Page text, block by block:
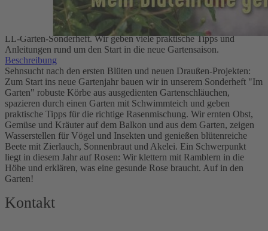
Zur Wunschliste hinzufügen
Sofort lieferbar
Neues und bewährtes aus dem Zier- und Nutzgarten bietet das neue
LL-Garten-Sonderheft. Wir geben viele praktische Tipps und
Anleitungen rund um den Start in die neue Gartensaison.
Beschreibung
Sehnsucht nach den ersten Blüten und neuen Draußen-Projekten:
Zum Start ins neue Gartenjahr bauen wir in unserem Sonderheft "Im
Garten" robuste Körbe aus ausgedienten Gartenschläuchen,
spazieren durch einen Garten mit Schwimmteich und geben
praktische Tipps für die richtige Rasenmischung. Wir ernten Obst,
Gemüse und Kräuter auf dem Balkon und aus dem Garten, zeigen
Wasserstellen für Vögel und Insekten und genießen blütenreiche
Beete mit Zierlauch, Sonnenbraut und Akelei. Ein Schwerpunkt
liegt in diesem Jahr auf Rosen: Wir klettern mit Ramblern in die
Höhe und erklären, was eine gesunde Rose braucht. Auf in den
Garten!
Kontakt